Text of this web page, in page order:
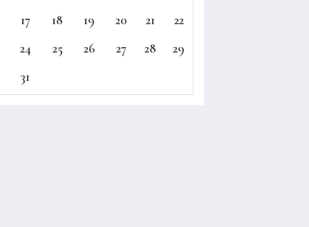
17 18 19 20 21
22
24 25 26 27 28
29
31